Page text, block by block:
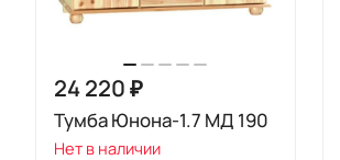
24 220 ₽
Тумба Юнона-1.7 МД 190
Нет в наличии